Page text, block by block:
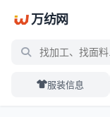
万纺网
服装信息